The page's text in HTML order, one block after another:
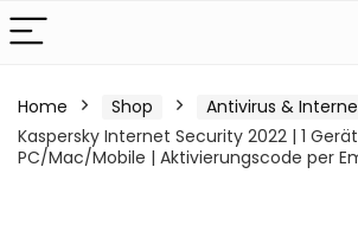
Home Shop
Antivirus &
Kaspersky Internet Security 2022 | 1 Gerät
PC/Mac/Mobile | Aktivierungscode per